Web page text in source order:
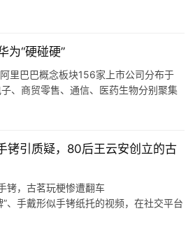
方利益最难平衡的地方。
则制定者、大家长，逐渐过渡到生态系
费者利益的服务商。
为“硬碰硬”
里巴巴概念板块156家上市公司分布于
、商贸零售、通信、医药生物分别聚集
为概念板块896家上市公司分布于28个
只概念股。
铐引质疑，80后王云安创立的古
铐，古茗玩梗惨遭翻车
、手戴形似手铐纸托的视频，在社交平台
场毗邻浙江，因此会有一定的消费者基